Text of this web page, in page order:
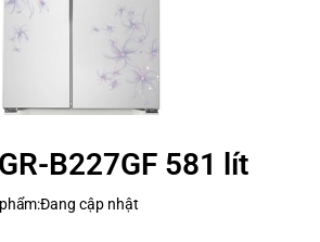
B227GF 581 lít
Đang cập nhật